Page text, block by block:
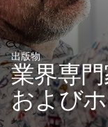
出版物
業界専
および